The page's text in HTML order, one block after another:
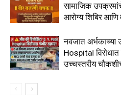
सामाजिक
आरोग्य शिबिर आणि
नवजात अर्भकाच्या
Hospital विरोधात
उच्चस्तरीय